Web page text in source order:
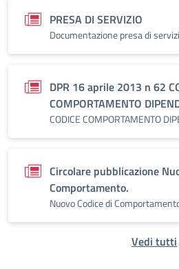
PRESA DI SERVIZIO
Documentazione presa di
DPR 16 aprile 2013 n 62
COMPORTAMENTO
CODICE COMPORTAMENTO
Circolare pubblicazione
Comportamento.
Nuovo Codice di
Vedi tutti